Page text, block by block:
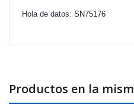
Hola de datos: SN75176
Productos en la